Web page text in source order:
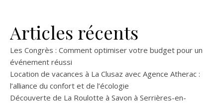
Articles récents
Les Congrès : Comment optimiser votre budget pour un
événement réussi
Location de vacances à La Clusaz avec Agence Atherac :
l’alliance du confort et de l’écologie
Découverte de La Roulotte à Savon à Serrières-en-